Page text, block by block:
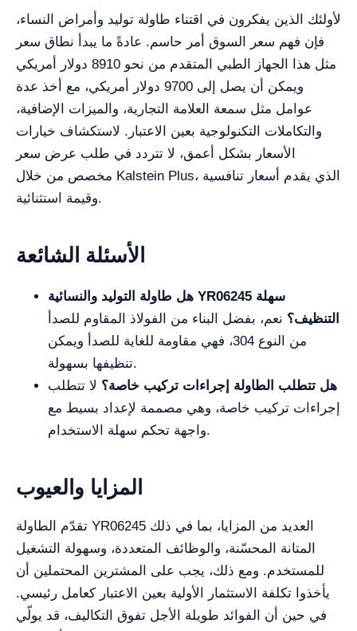
لأولئك الذين يفكرون في اقتناء طاولة توليد وأمراض النساء،
فإن فهم سعر السوق أمر حاسم. عادةً ما يبدأ نطاق سعر
مثل هذا الجهاز الطبي المتقدم من نحو 8910 دولار أمريكي
ويمكن أن يصل إلى 9700 دولار أمريكي، مع أخذ عدة
عوامل مثل سمعة العلامة التجارية، والميزات الإضافية،
والتكاملات التكنولوجية بعين الاعتبار. لاستكشاف خيارات
الأسعار بشكل أعمق، لا تتردد في طلب عرض سعر
مخصص من خلال Kalstein Plus، الذي يقدم أسعار تنافسية
وقيمة استثنائية.
الأسئلة الشائعة
هل طاولة التوليد والنسائية YR06245 سهلة
التنظيف؟ نعم، بفضل البناء من الفولاذ المقاوم للصدأ
من النوع 304، فهي مقاومة للغاية للصدأ ويمكن
تنظيفها بسهولة.
هل تتطلب الطاولة إجراءات تركيب خاصة؟ لا تتطلب
إجراءات تركيب خاصة، وهي مصممة لإعداد بسيط مع
واجهة تحكم سهلة الاستخدام.
المزايا والعيوب
تقدّم الطاولة YR06245 العديد من المزايا، بما في ذلك
المتانة المحسّنة، والوظائف المتعددة، وسهولة التشغيل
للمستخدم. ومع ذلك، يجب على المشترين المحتملين أن
يأخذوا تكلفة الاستثمار الأولية بعين الاعتبار كعامل رئيسي.
في حين أن الفوائد طويلة الأجل تفوق التكاليف، قد يولّي